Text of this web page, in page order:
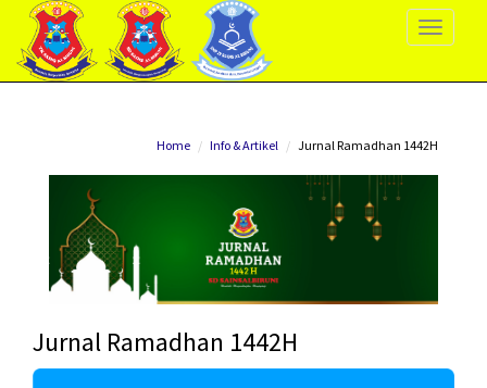
Toggle
Home Info & Artikel Jurnal Ramadhan 1442H
Jurnal Ramadhan 1442H